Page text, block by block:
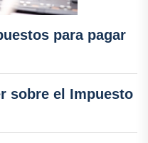
para pagar
sobre el Impuesto